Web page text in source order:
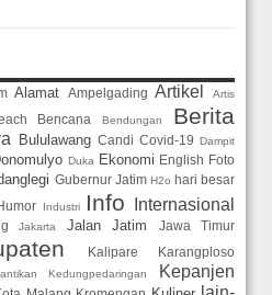
Alamat Ampelgading Artikel Artis
Bencana Bendungan Berita
Bululawang Candi Covid-19 Dampit
Duka Ekonomi English Foto
Gubernur Jatim H2o hari besar
Industri Info Internasional
Jakarta Jalan Jatim
Jawa Timur
Kalipare
Karangploso
Kedungpedaringan
Kepanjen